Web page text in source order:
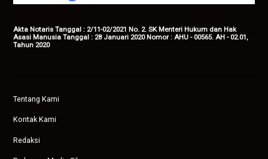
Akta Notaris Tanggal : 2/11-02/2021 No. 2. SK Menteri Hukum dan Hak
Asasi Manusia Tanggal : 28 Januari 2020 Nomor : AHU - 00565. AH - 02.01,
Tahun 2020
Tentang Kami
Kontak Kami
Redaksi